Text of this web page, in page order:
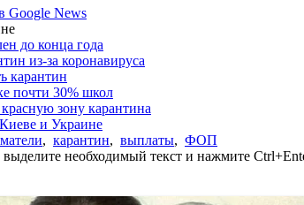
Google News
до конца года
из-за коронавируса
карантин
почти 30% школ
зону карантина
и Украине
, карантин, выплаты, ФОП
необходимый текст и нажмите